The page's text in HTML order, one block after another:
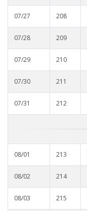
07/27 208
07/28 209
07/29 210
07/30 211
07/31 212
08/01 213
08/02 214
08/03 215